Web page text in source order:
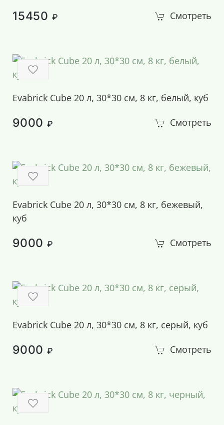
15450 ₽ Смотреть
Evabrick Cube 20 л, 30*30 см, 8 кг, белый, куб
9000 ₽ Смотреть
Evabrick Cube 20 л, 30*30 см, 8 кг, бежевый,
куб
9000 ₽ Смотреть
Evabrick Cube 20 л, 30*30 см, 8 кг, серый, куб
9000 ₽ Смотреть